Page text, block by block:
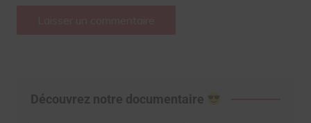
Découvrez notre documentaire